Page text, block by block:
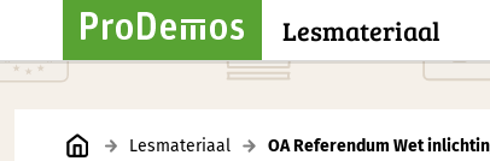
Lesmateriaal
Lesmateriaal OA Referendum Wet